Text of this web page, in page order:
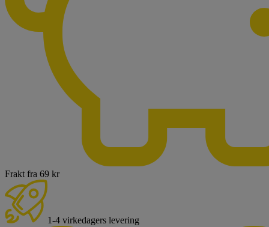
Frakt fra 69 kr
1-4 virkedagers levering